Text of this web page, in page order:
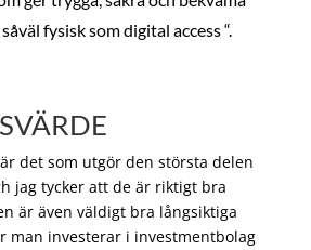
fysisk som digital access “.
det som utgör den största delen
jag tycker att de är riktigt bra
är även väldigt bra långsiktiga
man investerar i investmentbolag